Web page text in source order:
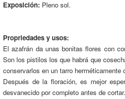
Exposición: Pleno sol.
Propriedades y usos:
El azafrán da unas bonitas flores con
Son los pistilos los que habrá que
conservarlos en un tarro herméticamente
Después de la floración, es mejor
desvanecido por completo antes de cortar.